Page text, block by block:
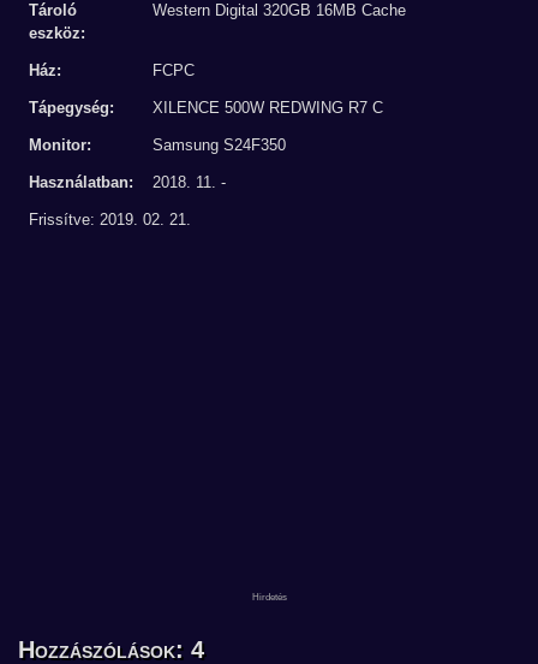
Tároló
eszköz:
Western Digital 320GB 16MB Cache
Ház: FCPC
Tápegység: XILENCE 500W REDWING R7 C
Monitor: Samsung S24F350
Használatban: 2018. 11. -
Frissítve: 2019. 02. 21.
Hozzászólások: 4